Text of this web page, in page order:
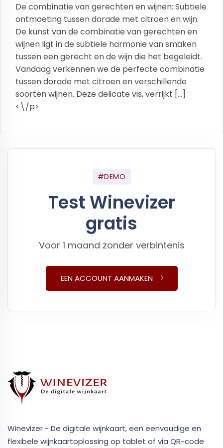
De combinatie van gerechten en wijnen: Subtiele
ontmoeting tussen dorade met citroen en wijn.
De kunst van de combinatie van gerechten en
wijnen ligt in de subtiele harmonie van smaken
tussen een gerecht en de wijn die het begeleidt.
Vandaag verkennen we de perfecte combinatie
tussen dorade met citroen en verschillende
soorten wijnen. Deze delicate vis, verrijkt […]
<\/p>
#DEMO
Test Winevizer
gratis
Voor 1 maand zonder verbintenis
EEN ACCOUNT AANMAKEN
Winevizer - De digitale wijnkaart, een eenvoudige en
flexibele wijnkaartoplossing op tablet of via QR-code